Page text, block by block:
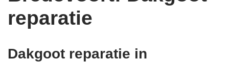
reparatie
Dakgoot reparatie in